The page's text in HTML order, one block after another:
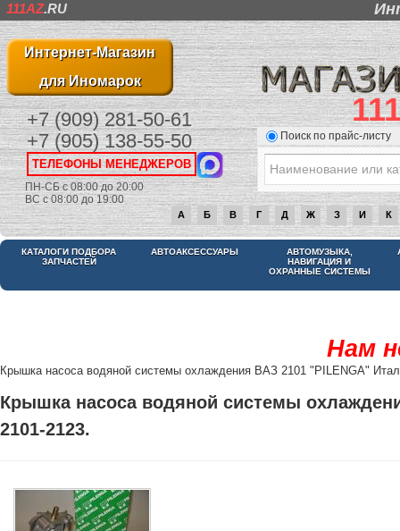
111AZ.RU
Интернет-Магазин
для Иномарок
+7 (909) 281-50-61
+7 (905) 138-55-50
ТЕЛЕФОНЫ МЕНЕДЖЕРОВ
ПН-СБ с 08:00 до 20:00
ВС с 08:00 до 19:00
Поиск по прайс-листу
А Б В Г Д Ж З И К
КАТАЛОГИ ПОДБОРА
ЗАПЧАСТЕЙ
АВТОАКСЕССУАРЫ
АВТОМУЗЫКА,
НАВИГАЦИЯ И
ОХРАННЫЕ СИСТЕМЫ
Нам
Крышка насоса водяной системы охлаждения ВАЗ 2101 "PILENGA"
Крышка насоса водяной системы
2101-2123.